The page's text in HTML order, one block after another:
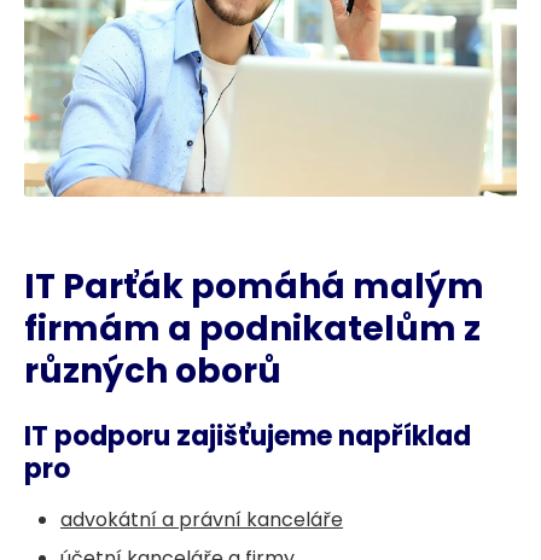
IT Parťák pomáhá malým
firmám a podnikatelům z
různých oborů
IT podporu zajišťujeme například
pro
advokátní a právní kanceláře